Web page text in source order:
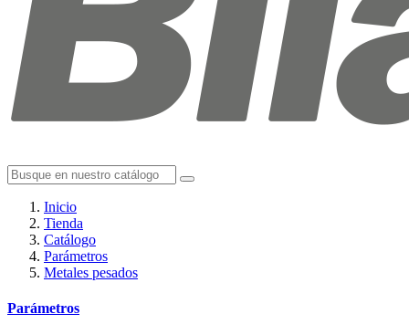
Inicio
Tienda
Catálogo
Parámetros
Metales pesados
Parámetros